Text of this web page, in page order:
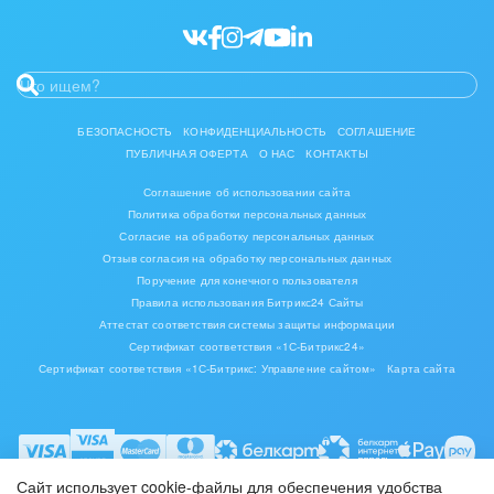
Юриспруденция
БЕЗОПАСНОСТЬ КОНФИДЕНЦИАЛЬНОСТЬ
СОГЛАШЕНИЕ
ПУБЛИЧНАЯ ОФЕРТА
О НАС КОНТАКТЫ
Соглашение об использовании сайта
Политика обработки персональных данных
Согласие на обработку персональных данных
Отзыв согласия на обработку персональных данных
Поручение для конечного пользователя
Правила использования Битрикс24 Сайты
Аттестат соответствия системы защиты информации
Сертификат соответствия «1С-Битрикс24»
Сертификат соответствия «1С-Битрикс: Управление сайтом»
Карта сайта
Сайт использует cookie-файлы для обеспечения удобства